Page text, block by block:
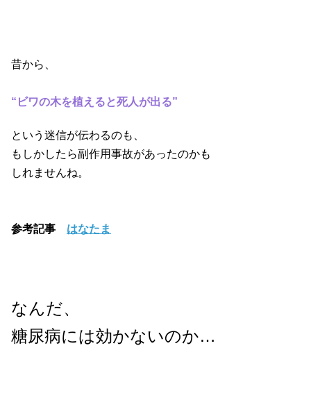
昔から、
“ビワの木を植えると死人が出る”
という迷信が伝わるのも、
もしかしたら副作用事故があったのかも
しれませんね。
参考記事 はなたま
なんだ、
糖尿病には効かないのか…